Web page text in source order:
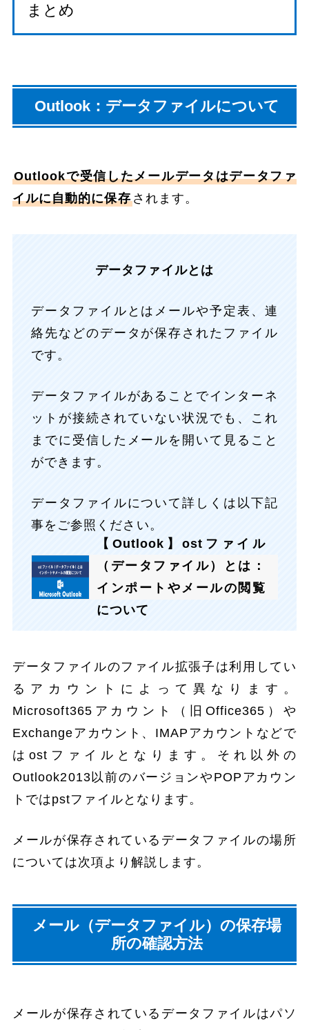
まとめ
Outlook：データファイルについて
Outlookで受信したメールデータはデータファ
イルに自動的に保存されます。
データファイルとは
データファイルとはメールや予定表、連
絡先などのデータが保存されたファイル
です。
データファイルがあることでインターネ
ットが接続されていない状況でも、これ
までに受信したメールを開いて見ること
ができます。
データファイルについて詳しくは以下記
事をご参照ください。
【Outlook】ostファイル
（データファイル）とは：
インポートやメールの閲覧
について
データファイルのファイル拡張子は利用してい
るアカウントによって異なります。
Microsoft365アカウント（旧Office365）や
Exchangeアカウント、IMAPアカウントなどで
はostファイルとなります。それ以外の
Outlook2013以前のバージョンやPOPアカウン
トではpstファイルとなります。
メールが保存されているデータファイルの場所
については次項より解説します。
メール（データファイル）の保存場
所の確認方法
メールが保存されているデータファイルはパソ